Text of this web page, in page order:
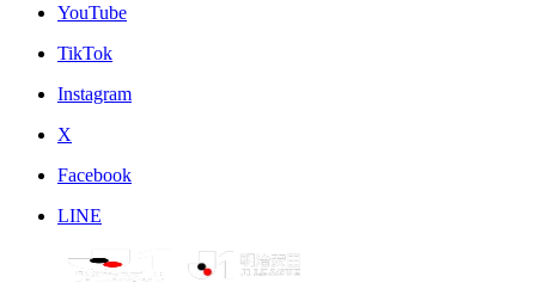
YouTube
TikTok
Instagram
X
Facebook
LINE